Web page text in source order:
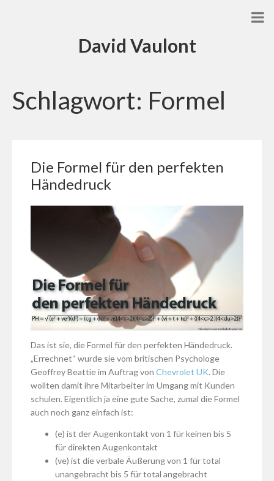
David Vaulont
Schlagwort: Formel
Die Formel für den perfekten
Händedruck
Das ist sie, die Formel für den perfekten Händedruck.
„Errechnet“ wurde sie vom britischen Psychologe
Geoffrey Beattie im Auftrag von Chevrolet UK. Die
wollten damit ihre Mitarbeiter im Umgang mit Kunden
schulen. Eigentlich ja eine gute Sache, zumal die Formel
auch noch ganz einfach ist:
(e) ist der Augenkontakt von 1 für keinen bis 5
für direkten Augenkontakt
(ve) ist die verbale Äußerung von 1 für total
unangebracht bis 5 für total angebracht